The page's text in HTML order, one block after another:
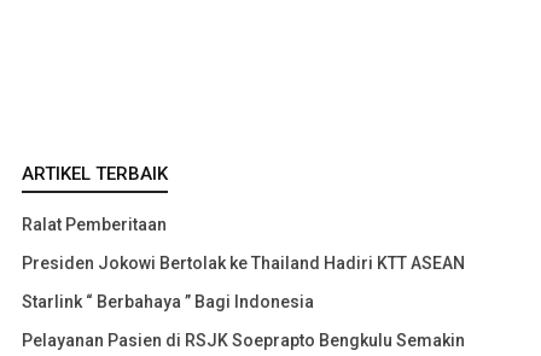
ARTIKEL TERBAIK
Ralat Pemberitaan
Presiden Jokowi Bertolak ke Thailand Hadiri KTT ASEAN
Starlink “ Berbahaya ” Bagi Indonesia
Pelayanan Pasien di RSJK Soeprapto Bengkulu Semakin